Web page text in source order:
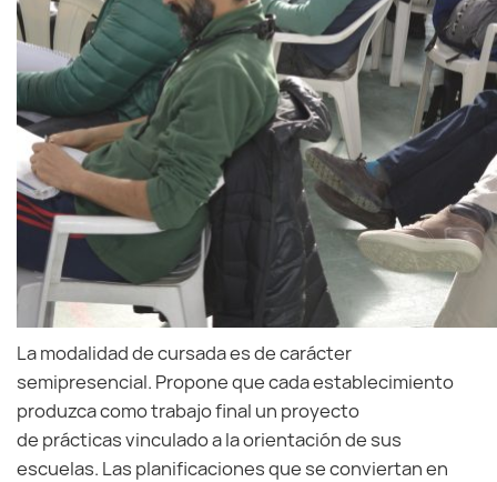
La modalidad de cursada es de carácter
semipresencial. Propone que cada establecimiento
produzca como trabajo final un proyecto
de prácticas vinculado a la orientación de sus
escuelas. Las planificaciones que se conviertan en